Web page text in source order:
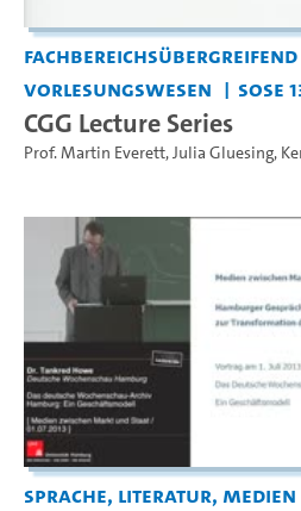
Fachbereichsübergreifend
Vorlesungswesen
SoSe
CGG Lecture Series
Prof. Martin Everett,Julia Gluesing,
Sprache, Literatur, Medien